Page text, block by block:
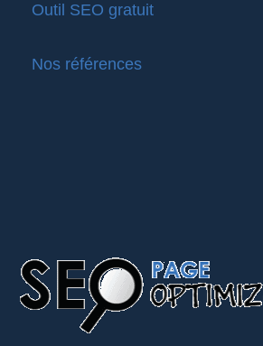
Outil SEO gratuit
Nos références